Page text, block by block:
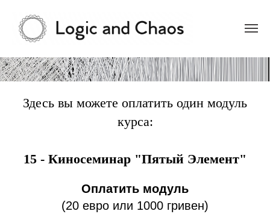
Здесь вы можете оплатить один модуль
курса:
15 - Киносеминар "Пятый Элемент"
Оплатить модуль
(20 евро или 1000 гривен)